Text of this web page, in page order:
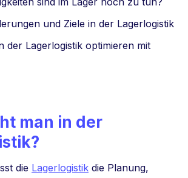
und Ziele in der Lagerlogistik
der Lagerlogistik optimieren mit
man in der
die Lagerlogistik die Planung,